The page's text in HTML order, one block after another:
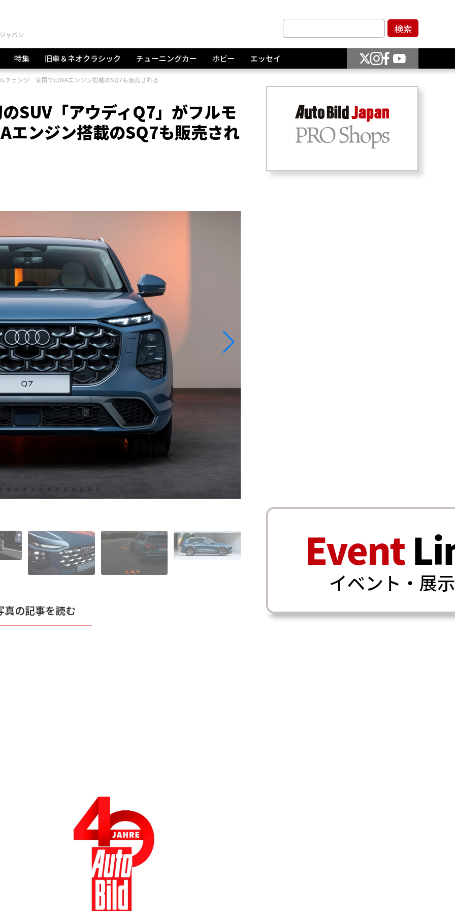
特集 旧車＆ネオクラシック チューニングカー ホビー エッセイ
チェンジ 米国ではNAエンジン搭載のSQ7も販売される
SUV「アウディQ7」がフルモ
ンジン搭載のSQ7も販売され
真の記事を読む